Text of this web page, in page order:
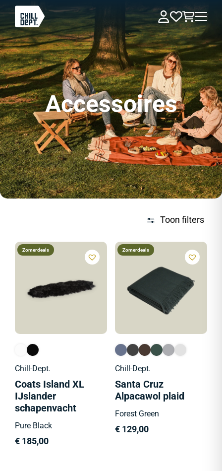
Accessoires
Toon filters
Zomerdeals
Chill-Dept.
Coats Island XL
IJslander
schapenvacht
Pure Black
€ 185,00
Zomerdeals
Chill-Dept.
Santa Cruz
Alpacawol plaid
Forest Green
€129,00